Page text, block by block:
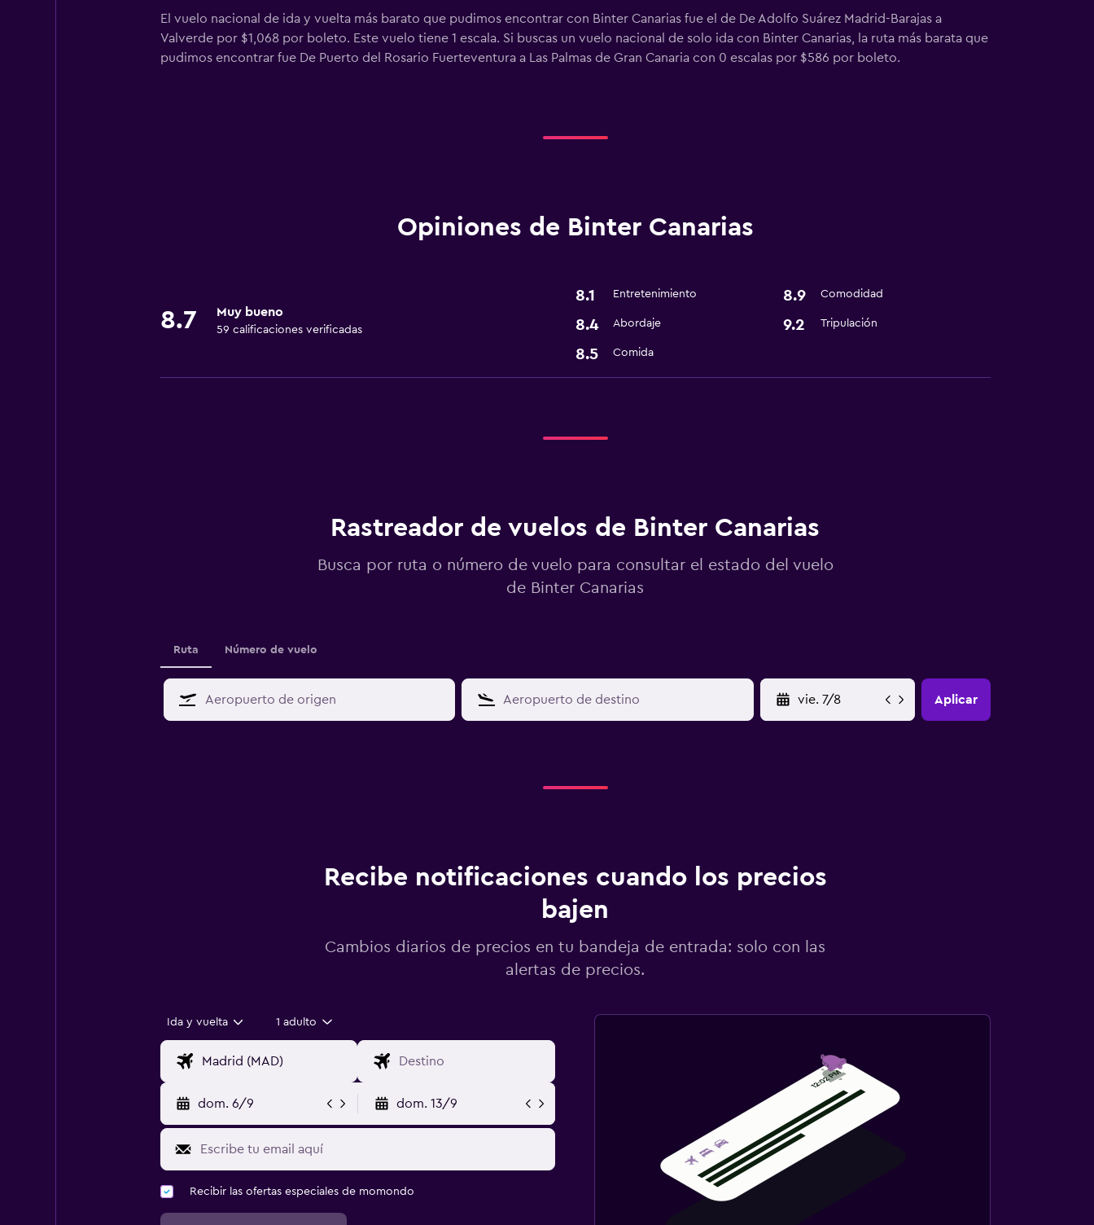
El vuelo nacional de ida y vuelta más barato que pudimos encontrar con Binter Canarias fue el de De Adolfo Suárez Madrid-Barajas a
Valverde por $1,068 por boleto. Este vuelo tiene 1 escala. Si buscas un vuelo nacional de solo ida con Binter Canarias, la ruta más barata que
pudimos encontrar fue De Puerto del Rosario Fuerteventura a Las Palmas de Gran Canaria con 0 escalas por $586 por boleto.
Opiniones de Binter Canarias
8.7 Muy bueno
59 calificaciones verificadas
8.1 Entretenimiento 8.9 Comodidad
8.4 Abordaje 9.2 Tripulación
8.5 Comida
Rastreador de vuelos de Binter Canarias
Busca por ruta o número de vuelo para consultar el estado del vuelo
de Binter Canarias
Ruta Número de vuelo
Aplicar
Recibe notificaciones cuando los precios
bajen
Cambios diarios de precios en tu bandeja de entrada: solo con las
alertas de precios.
Ida y vuelta 1 adulto
dom. 6/9 dom. 13/9
Recibir las ofertas especiales de momondo